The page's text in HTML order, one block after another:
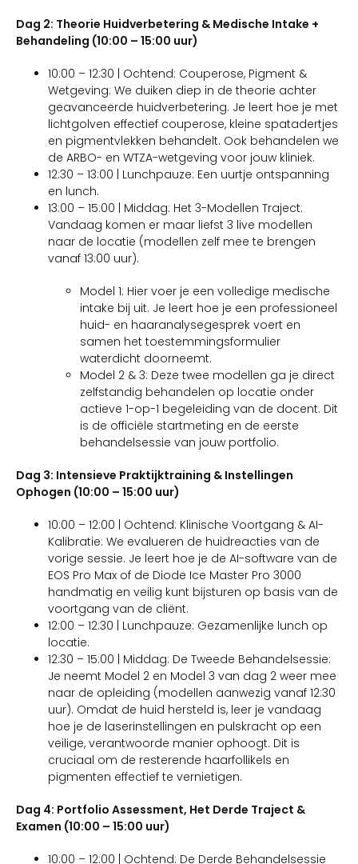
Dag 2: Theorie Huidverbetering & Medische Intake +
Behandeling (10:00 – 15:00 uur)
10:00 – 12:30 | Ochtend: Couperose, Pigment &
Wetgeving: We duiken diep in de theorie achter
geavanceerde huidverbetering. Je leert hoe je met
lichtgolven effectief couperose, kleine spatadertjes
en pigmentvlekken behandelt. Ook behandelen we
de ARBO- en WTZA-wetgeving voor jouw kliniek.
12:30 – 13:00 | Lunchpauze: Een uurtje ontspanning
en lunch.
13:00 – 15:00 | Middag: Het 3-Modellen Traject:
Vandaag komen er maar liefst 3 live modellen
naar de locatie (modellen zelf mee te brengen
vanaf 13:00 uur).
Model 1: Hier voer je een volledige medische
intake bij uit. Je leert hoe je een professioneel
huid- en haaranalysegesprek voert en
samen het toestemmingsformulier
waterdicht doorneemt.
Model 2 & 3: Deze twee modellen ga je direct
zelfstandig behandelen op locatie onder
actieve 1-op-1 begeleiding van de docent. Dit
is de officiële startmeting en de eerste
behandelsessie van jouw portfolio.
Dag 3: Intensieve Praktijktraining & Instellingen
Ophogen (10:00 – 15:00 uur)
10:00 – 12:00 | Ochtend: Klinische Voortgang & AI-
Kalibratie: We evalueren de huidreacties van de
vorige sessie. Je leert hoe je de AI-software van de
EOS Pro Max of de Diode Ice Master Pro 3000
handmatig en veilig kunt bijsturen op basis van de
voortgang van de cliënt.
12:00 – 12:30 | Lunchpauze: Gezamenlijke lunch op
locatie.
12:30 – 15:00 | Middag: De Tweede Behandelsessie:
Je neemt Model 2 en Model 3 van dag 2 weer mee
naar de opleiding (modellen aanwezig vanaf 12:30
uur). Omdat de huid hersteld is, leer je vandaag
hoe je de laserinstellingen en pulskracht op een
veilige, verantwoorde manier ophoogt. Dit is
cruciaal om de resterende haarfollikels en
pigmenten effectief te vernietigen.
Dag 4: Portfolio Assessment, Het Derde Traject &
Examen (10:00 – 15:00 uur)
10:00 – 12:00 | Ochtend: De Derde Behandelsessie